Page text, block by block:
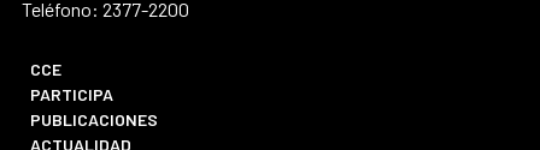
Teléfono: 2377-2200
CCE
PARTICIPA
PUBLICACIONES
ACTUALIDAD